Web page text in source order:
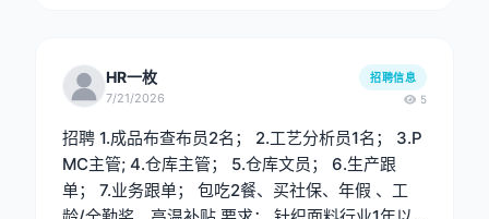
料、现代纺织技术等相关专业优先。 2.具备2年以
上针织面料工艺分析或织造工艺相关工作经验。有
能熟练进行面料拆纱分析，准确判断纱支、成分、
组织结构及排针排三角工艺。
HR一枚
7/21/2026
招聘信息
5
招聘 1.成品布查布员2名； 2.工艺分析员1名； 3.P
MC主管; 4.仓库主管； 5.仓库文员； 6.生产跟
单； 7.业务跟单； 包吃2餐、买社保、年假 、工